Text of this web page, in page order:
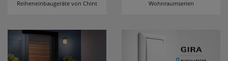
Reiheneinbaugeräte von Chint Wohnraumserien